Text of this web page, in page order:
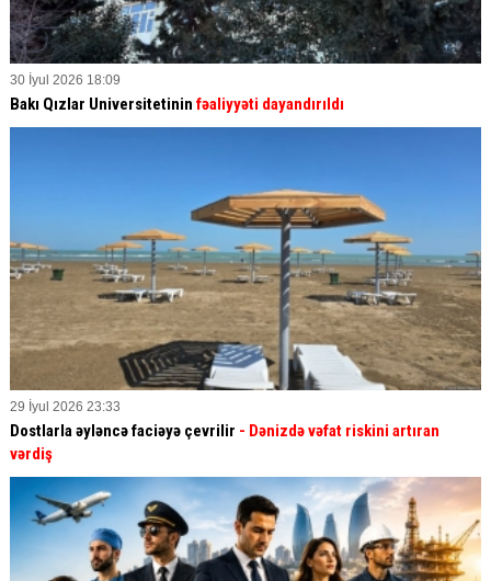
30 İyul 2026 18:09
Bakı Qızlar Universitetinin fəaliyyəti dayandırıldı
29 İyul 2026 23:33
Dostlarla əyləncə faciəyə çevrilir - Dənizdə vəfat riskini artıran
vərdiş